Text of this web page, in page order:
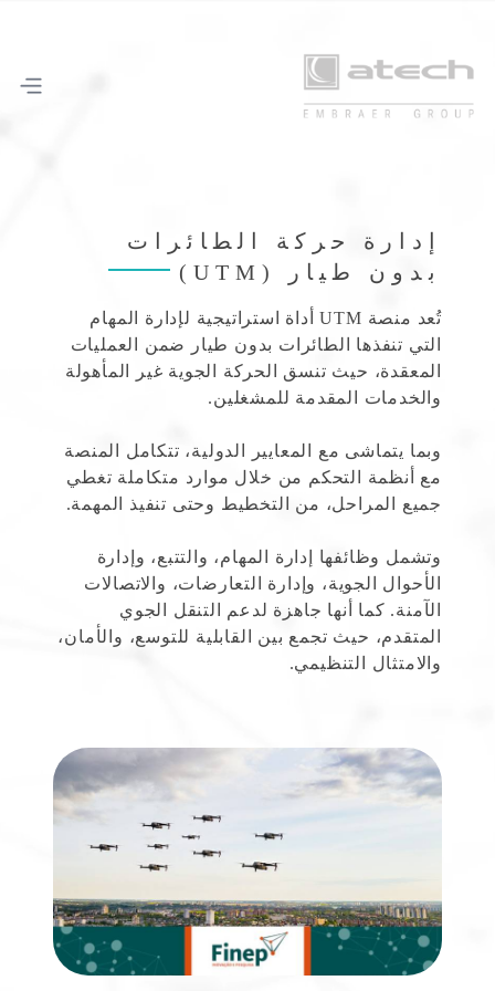
إدارة حركة الطائرات
بدون طيار (UTM)
تُعد منصة UTM أداة استراتيجية لإدارة المهام
التي تنفذها الطائرات بدون طيار ضمن العمليات
المعقدة، حيث تنسق الحركة الجوية غير المأهولة
والخدمات المقدمة للمشغلين.
وبما يتماشى مع المعايير الدولية، تتكامل المنصة
مع أنظمة التحكم من خلال موارد متكاملة تغطي
جميع المراحل، من التخطيط وحتى تنفيذ المهمة.
وتشمل وظائفها إدارة المهام، والتتبع، وإدارة
الأحوال الجوية، وإدارة التعارضات، والاتصالات
الآمنة. كما أنها جاهزة لدعم التنقل الجوي
المتقدم، حيث تجمع بين القابلية للتوسع، والأمان،
والامتثال التنظيمي.